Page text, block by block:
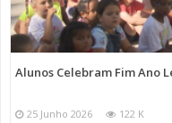
Alunos Celebram Fim Ano
25 Junho 2026 122 K